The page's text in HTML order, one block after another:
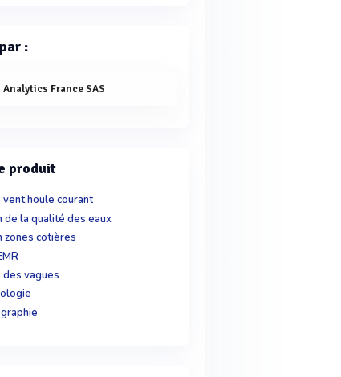
:
Analytics France SAS
produit
vent houle courant
de la qualité des eaux
zones cotières
des vagues